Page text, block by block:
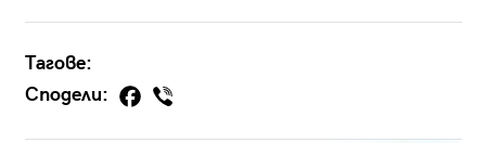
Тагове:
Сподели: